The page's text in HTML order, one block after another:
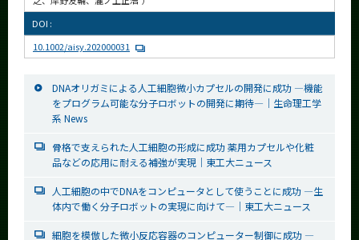
DOI :
10.1002/aisy.202000031
DNAオリガミによる人工細胞微小カプセルの開発に成功 ―機能
をプログラム可能な分子ロボットの開発に期待―｜生命理工学
系 News
骨格で支えられた人工細胞の形成に成功 薬用カプセルや化粧
品などの応用に耐える補強が実現｜東工大ニュース
人工細胞の中でDNAをコンピュータとして使うことに成功 ―生
体内で働く分子ロボットの実現に向けて―｜東工大ニュース
細胞を模倣した微小反応容器のコンピューター制御に成功 ―